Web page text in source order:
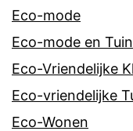
Eco-mode
Eco-mode en Tuin
Eco-Vriendelijke
Eco-vriendelijke
Eco-Wonen